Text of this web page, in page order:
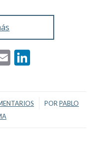
EmailLinkedIn
/ POR PABLO